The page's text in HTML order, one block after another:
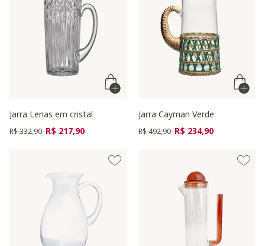
Jarra Lenas em cristal
Preço reduzido de
R$ 332,90 para
R$ 217,90
Jarra Cayman Verde
Preço reduzido de
R$ 492,90 para
R$ 234,90